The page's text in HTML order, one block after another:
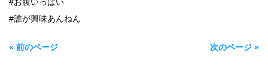
#お腹いっぱい
#誰が興味あんねん
« 前のページ 次のページ »